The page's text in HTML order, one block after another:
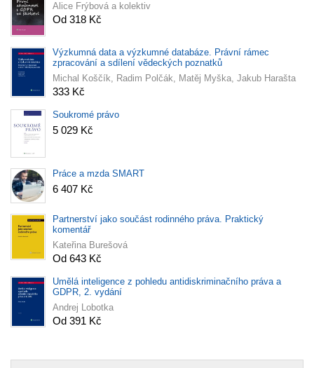
Alice Frýbová a kolektiv
Od 318 Kč
Výzkumná data a výzkumné databáze. Právní rámec
zpracování a sdílení vědeckých poznatků
Michal Koščík, Radim Polčák, Matěj Myška, Jakub Harašta
333 Kč
Soukromé právo
5 029 Kč
Práce a mzda SMART
6 407 Kč
Partnerství jako součást rodinného práva. Praktický
komentář
Kateřina Burešová
Od 643 Kč
Umělá inteligence z pohledu antidiskriminačního práva a
GDPR, 2. vydání
Andrej Lobotka
Od 391 Kč